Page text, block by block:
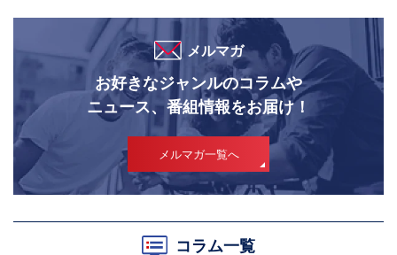
メルマガ
お好きなジャンルのコラムや
ニュース、番組情報をお届け！
メルマガ一覧へ
コラム一覧